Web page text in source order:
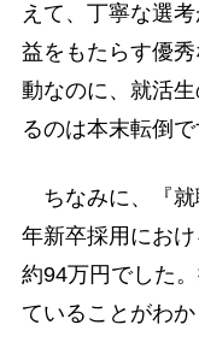
えて、丁寧な選
益をもたらす優
動なのに、就活
るのは本末転倒で
ちなみに、『就
年新卒採用にお
約94万円でした
ていることがわか